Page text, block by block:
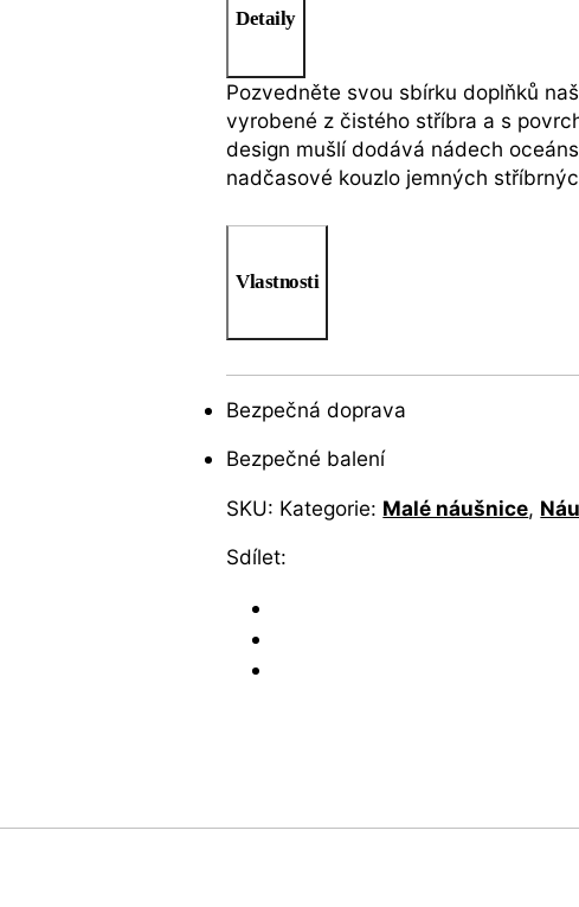
Detaily
Pozvedněte svou sbírku doplňků
vyrobené z čistého stříbra a s
design mušlí dodává nádech
nadčasové kouzlo jemných
Vlastnosti
Bezpečná doprava
Bezpečné balení
SKU: Kategorie: Malé náušnice,
Sdílet: